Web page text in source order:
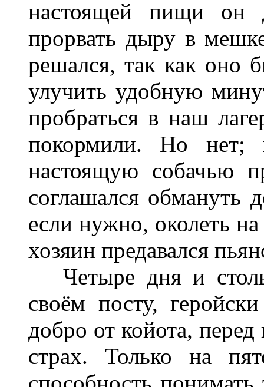
настоящей пищи
прорвать дыру в
решался, так как оно
улучить удобную
пробраться в наш
покормили. Но нет;
настоящую собачью
соглашался обмануть
если нужно, околеть
хозяин предавался
Четыре дня и
своём посту,
добро от койота,
страх. Только на